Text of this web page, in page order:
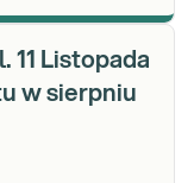
11 Listopada
w sierpniu